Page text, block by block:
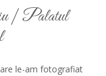
| Palatul
le-am fotografiat